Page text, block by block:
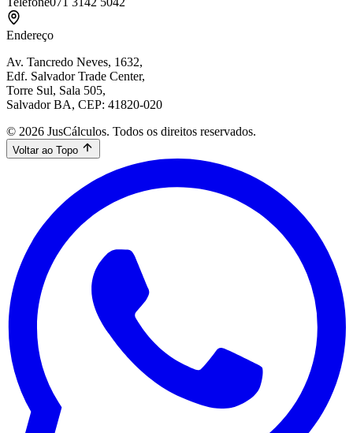
Endereço
Av. Tancredo Neves, 1632,
Edf. Salvador Trade Center,
Torre Sul, Sala 505,
Salvador BA, CEP: 41820-020
© 2026 JusCálculos. Todos os direitos reservados.
Voltar ao Topo